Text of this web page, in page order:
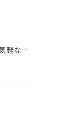
〜神戸市北区の気軽な習い事ならsoukenbi〜8月のスクールカレンダー